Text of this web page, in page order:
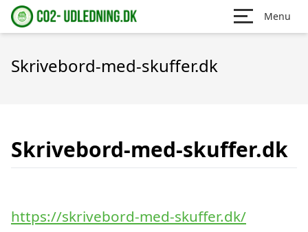
Menu
Skrivebord-med-skuffer.dk
Skrivebord-med-skuffer.dk
https://skrivebord-med-skuffer.dk/